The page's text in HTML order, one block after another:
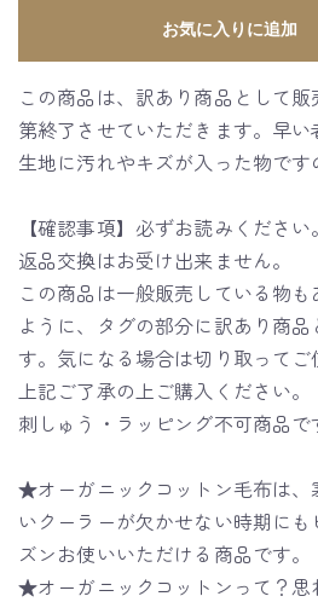
お気に入りに追加
この商品は、訳あり商品として
第終了させていただきます。早
生地に汚れやキズが入った物です
【確認事項】必ずお読みください。
返品交換はお受け出来ません。
この商品は一般販売している物
ように、タグの部分に訳あり商
す。気になる場合は切り取ってご
上記ご了承の上ご購入ください。
刺しゅう・ラッピング不可商品で
★オーガニックコットン毛布は、
いクーラーが欠かせない時期に
ズンお使いいただける商品です。
★オーガニックコットンって？思